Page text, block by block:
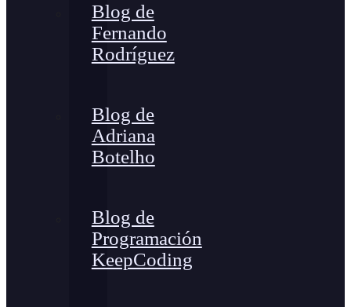
Blog de
Fernando
Rodríguez
Blog de
Adriana
Botelho
Blog de
Programación
KeepCoding